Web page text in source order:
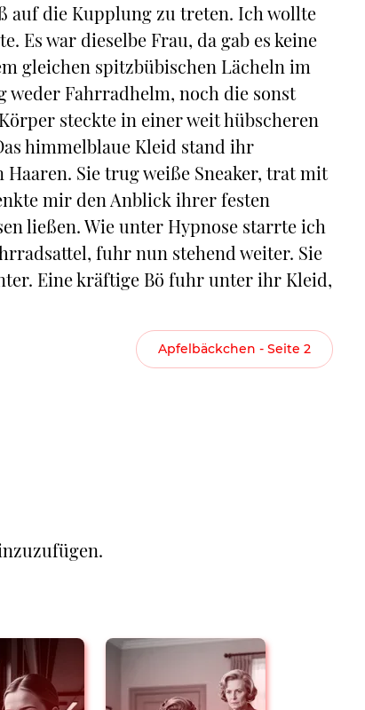
auf die Kupplung zu treten. Ich wollte
Es war dieselbe Frau, da gab es keine
gleichen spitzbübischen Lächeln im
weder Fahrradhelm, noch die sonst
steckte in einer weit hübscheren
himmelblaue Kleid stand ihr
Sie trug weiße Sneaker, trat mit
mir den Anblick ihrer festen
ließen. Wie unter Hypnose starrte ich
fuhr nun stehend weiter. Sie
Eine kräftige Bö fuhr unter ihr Kleid,
Apfelbäckchen - Seite 2